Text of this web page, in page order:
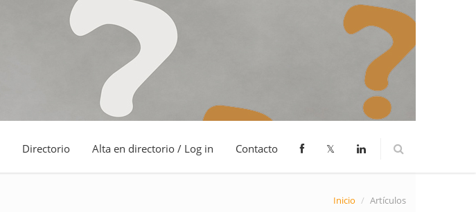
Directorio Alta en directorio / Log in Contacto 𝕏
Inicio / Artículos